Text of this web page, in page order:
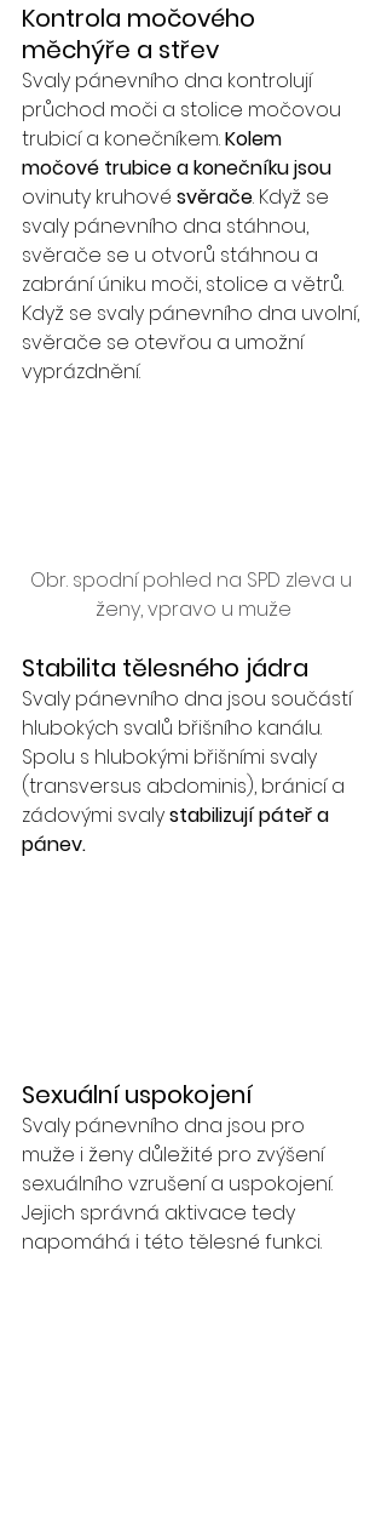
Kontrola močového
měchýře a střev
Svaly pánevního dna kontrolují
průchod moči a stolice močovou
trubicí a konečníkem. Kolem
močové trubice a konečníku jsou
ovinuty kruhové svěrače. Když se
svaly pánevního dna stáhnou,
svěrače se u otvorů stáhnou a
zabrání úniku moči, stolice a větrů.
Když se svaly pánevního dna uvolní,
svěrače se otevřou a umožní
vyprázdnění.
Obr. spodní pohled na SPD zleva u
ženy, vpravo u muže
Stabilita tělesného jádra
Svaly pánevního dna jsou součástí
hlubokých svalů břišního kanálu.
Spolu s hlubokými břišními svaly
(transversus abdominis), bránicí a
zádovými svaly stabilizují páteř a
pánev.
Sexuální uspokojení
Svaly pánevního dna jsou pro
muže i ženy důležité pro zvýšení
sexuálního vzrušení a uspokojení.
Jejich správná aktivace tedy
napomáhá i této tělesné funkci.